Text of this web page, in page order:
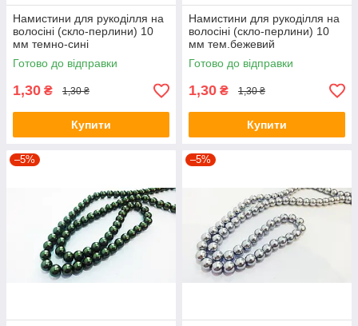
Намистини для рукоділля на
волосіні (скло-перлини) 10
мм темно-сині
Готово до відправки
1,30 ₴ 1,30 ₴
Купити
Намистини для рукоділля на
волосіні (скло-перлини) 10
мм тем.бежевий
Готово до відправки
1,30 ₴ 1,30 ₴
Купити
–5% –5%